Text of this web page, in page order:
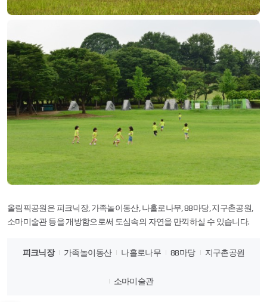
올림픽공원은 피크닉장, 가족놀이동산, 나홀로나무, 88마당, 지구촌공원,
소마미술관 등을 개방함으로써 도심속의 자연을 만끽하실 수 있습니다.
피크닉장 가족놀이동산 나홀로나무 88마당 지구촌공원
소마미술관